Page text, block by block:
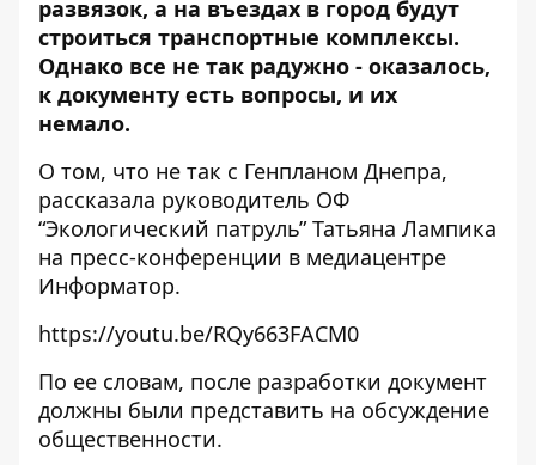
развязок, а на въездах в город будут
строиться транспортные комплексы.
Однако все не так радужно - оказалось,
к документу есть вопросы, и их
немало.
О том, что не так с Генпланом Днепра,
рассказала руководитель ОФ
“Экологический патруль” Татьяна Лампика
на пресс-конференции в медиацентре
Информатор.
https://youtu.be/RQy663FACM0
По ее словам, после разработки документ
должны были представить на обсуждение
общественности.